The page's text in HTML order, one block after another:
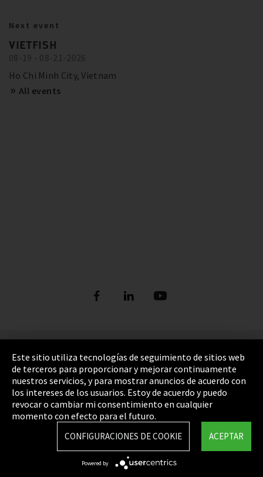
BITZER IN ACTION
Ver más
BITZER recommendations for future-
THE HFC PHASE DOWN BECOMES A
PHASE OUT
Ver más
Refrigerants
Trainings and Seminars
SCHAUFLER ACADEMY - DATES
OVERVIEW
ORDER NOW: FUNDAMENTALS OF
DISCOVER THE FASCINATING WORLD OF
REFRIGERATION
Ver más
Next event
VIETFISH
08-19 - 08-21-2026
Ho Chi Minh City, Vietnam
All events
Pie de imprenta
Política de privacidad
Cookie Settings
Términos y Condiciones
Mapa del sitio
Integrity Line
Este sitio utiliza tecnologías de seguimiento de sitios web
de terceros para proporcionar y mejorar continuamente
nuestros servicios, y para mostrar anuncios de acuerdo con
los intereses de los usuarios. Estoy de acuerdo y puedo
revocar o cambiar mi consentimiento en cualquier
momento con efecto para el futuro.
ACEPTAR
CONFIGURACIONES DE COOKIE
Powered by